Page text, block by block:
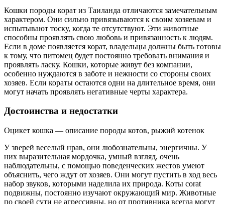
Кошки породы корат из Таиланда отличаются замечательным
характером. Они сильно привязываются к своим хозяевам и
испытывают тоску, когда те отсутствуют. Эти животные
способны проявлять свою любовь и привязанность к людям.
Если в доме появляется корат, владельцы должны быть готовы
к тому, что питомец будет постоянно требовать внимания и
проявлять ласку. Кошки, которые живут без компании,
особенно нуждаются в заботе и нежности со стороны своих
хозяев. Если кораты остаются одни на длительное время, они
могут начать проявлять негативные черты характера.
Достоинства и недостатки
Оцикет кошка — описание породы котов, рыжий котенок
У зверей веселый нрав, они любознательны, энергичны. У
них выразительная мордочка, умный взгляд, очень
наблюдательны, с помощью поведенческих жестов умеют
объяснить, чего ждут от хозяев. Они могут пустить в ход весь
набор звуков, которыми наделила их природа. Коты сorat
подвижны, постоянно изучают окружающий мир. Животные
по своей сути не агрессивны, но от противника всегда могут